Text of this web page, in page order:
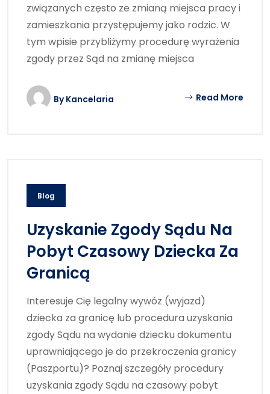
związanych często ze zmianą miejsca pracy i
zamieszkania przystępujemy jako rodzic. W
tym wpisie przybliżymy procedurę wyrażenia
zgody przez Sąd na zmianę miejsca
ByKancelaria Read More
Blog
Uzyskanie Zgody Sądu Na
Pobyt Czasowy Dziecka Za
Granicą
Interesuje Cię legalny wywóz (wyjazd)
dziecka za granicę lub procedura uzyskania
zgody Sądu na wydanie dziecku dokumentu
uprawniającego je do przekroczenia granicy
(Paszportu)? Poznaj szczegóły procedury
uzyskania zgody Sądu na czasowy pobyt